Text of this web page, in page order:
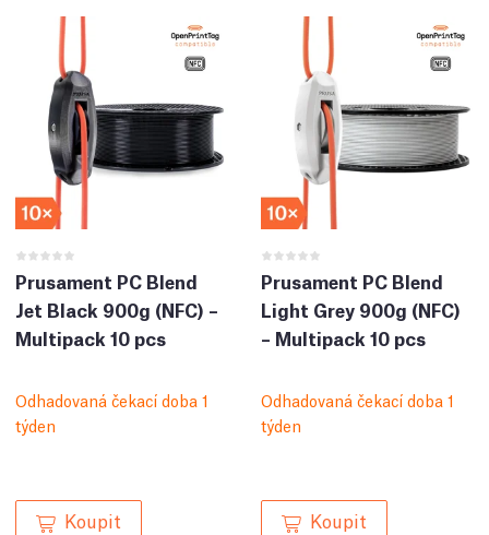
Prusament PC Blend
Jet Black 900g (NFC) –
Multipack 10 pcs
Odhadovaná čekací doba 1
týden
Koupit
Prusament PC Blend
Light Grey 900g (NFC)
– Multipack 10 pcs
Odhadovaná čekací doba 1
týden
Koupit